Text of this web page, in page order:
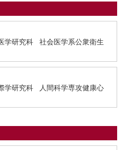
学研究科 社会医学系公衆衛生
学研究科 人間科学専攻健康心